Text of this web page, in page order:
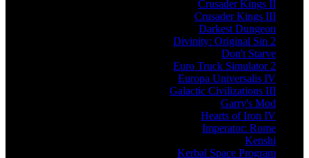
Crusader Kings II
Crusader Kings III
Darkest Dungeon
Divinity: Original Sin 2
Don't Starve
Euro Truck Simulator 2
Europa Universalis IV
Galactic Civilizations III
Garry's Mod
Hearts of Iron IV
Imperator: Rome
Kenshi
Kerbal Space Program